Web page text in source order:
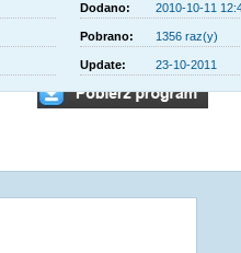
Dodano: 2010-10-11
Pobrano: 1356 raz(y)
Update: 23-10-2011